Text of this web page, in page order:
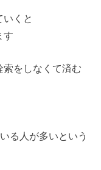
くと
す
索をしなくて済む
る人が多いという